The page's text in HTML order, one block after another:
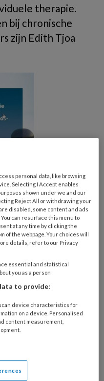
therapie.
bij chronische
zijn Edith Tjoa
komen
van de algemene
helft van de
is er ook
C-problematiek.
behandeling helder
de structuur en
kunnen worden. Er
van
model voor
personal data, like browsing
Selecting I Accept enables
shown under we and our
Reject All or withdrawing your
disabled, some content and ads
can resurface this menu to
at any time by clicking the
of the webpage. Your choices will
details, refer to our Privacy
essential and statistical
you as a person
to provide:
device characteristics for
on a device. Personalised
content measurement,